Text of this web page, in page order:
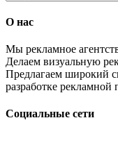
О нас
Мы рекламное
Делаем визуальную
Предлагаем широкий
разработке рекламной
Социальные сети